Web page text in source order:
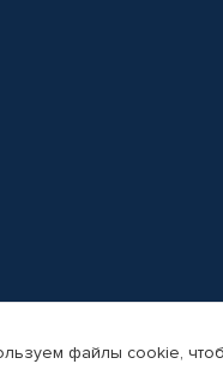
2026. Все права
файлы cookie,